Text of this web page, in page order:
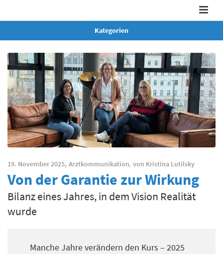
Kategorien
19. November 2025, Arztkommunikation, von Kristina Lutilsky
Von der Garantie zur Wirkung
Bilanz eines Jahres, in dem Vision Realität
wurde
Manche Jahre verändern den Kurs – 2025